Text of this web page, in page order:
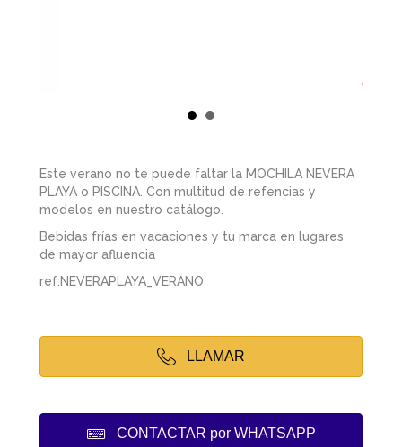
Este verano no te puede faltar la MOCHILA NEVERA
PLAYA o PISCINA. Con multitud de refencias y
modelos en nuestro catálogo.
Bebidas frías en vacaciones y tu marca en lugares
de mayor afluencia
ref:NEVERAPLAYA_VERANO
LLAMAR
CONTACTAR por WHATSAPP